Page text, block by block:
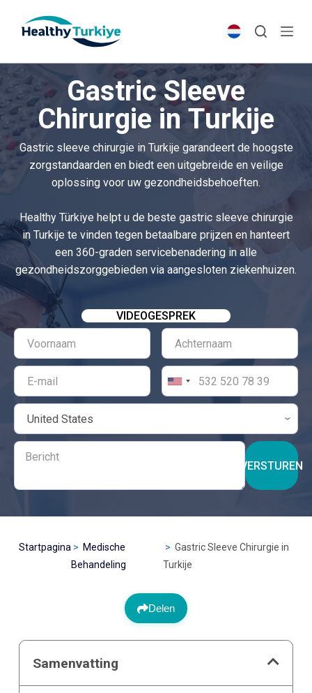
p
t
o
o
n
t
Gastric Sleeve
Chirurgie in Turkije
Gastric sleeve chirurgie in Turkije garandeert de hoogste
zorgstandaarden en biedt een uitgebreide en veilige
oplossing voor uw gezondheidsbehoeften.
Healthy Türkiye helpt u de beste gastric sleeve chirurgie
in Turkije te vinden tegen betaalbare prijzen en hanteert
een 360-graden servicebenadering in alle
gezondheidszorggebieden via aangesloten ziekenhuizen.
VIDEOGESPREK
VERSTUREN
Startpagina
Medische
Behandeling
Gastric Sleeve Chirurgie in
Turkije
Delen
Samenvatting